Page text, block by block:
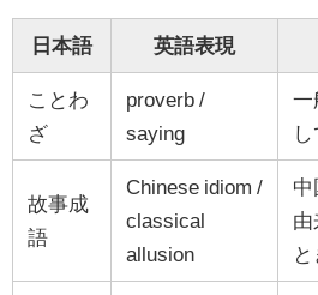
日本語 英語表現
ことわ
ざ
proverb /
saying
一
故事成
語
Chinese idiom /
classical
allusion
中
由
と